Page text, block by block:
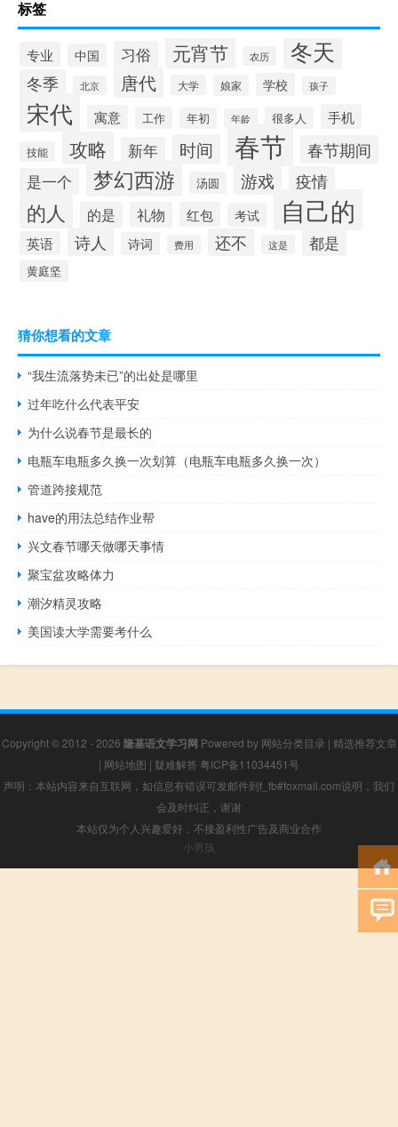
标签
专业 中国 习俗 元宵节 农历 冬天
冬季 北京 唐代 大学 娘家 学校 孩子
宋代 寓意 工作 年初 年龄 很多人 手机
技能 攻略 新年 时间 春节 春节期间
是一个 梦幻西游 汤圆 游戏 疫情
的人 的是 礼物 红包 考试 自己的
英语 诗人 诗词 费用 还不 这是 都是
黄庭坚
猜你想看的文章
“我生流落势未已”的出处是哪里
过年吃什么代表平安
为什么说春节是最长的
电瓶车电瓶多久换一次划算（电瓶车电瓶多久换一次）
管道跨接规范
have的用法总结作业帮
兴文春节哪天做哪天事情
聚宝盆攻略体力
潮汐精灵攻略
美国读大学需要考什么
Copyright © 2012 - 2026 隆基语文学习网 Powered by 网站分类目录 | 精选推荐文章
| 网站地图 | 疑难解答 粤ICP备11034451号
声明：本站内容来自互联网，如信息有错误可发邮件到f_fb#foxmail.com说明，我们
会及时纠正，谢谢
本站仅为个人兴趣爱好，不接盈利性广告及商业合作
小男孩